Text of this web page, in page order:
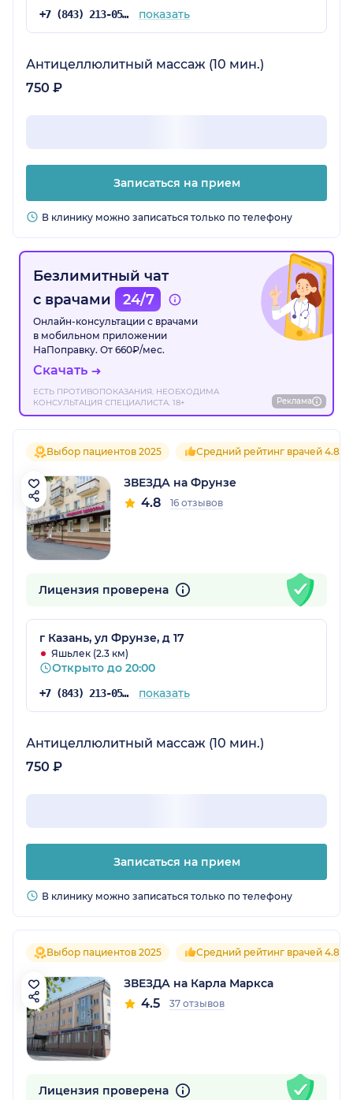
+7 (843) 213-05-65 показать
Антицеллюлитный массаж (10 мин.)
750 ₽
Записаться на прием
В клинику можно записаться только по телефону
Безлимитный чат
с врачами
24/7
Онлайн-консультации с врачами
в мобильном приложении
НаПоправку. От 660₽/мес.
Скачать
ЕСТЬ ПРОТИВОПОКАЗАНИЯ. НЕОБХОДИМА
КОНСУЛЬТАЦИЯ СПЕЦИАЛИСТА. 18+
Реклама
Выбор пациентов 2025 Средний рейтинг врачей 4.8
ЗВЕЗДА на Фрунзе
4.8 16 отзывов
Лицензия проверена
г Казань, ул Фрунзе, д 17
Яшьлек (2.3 км)
Открыто до 20:00
+7 (843) 213-05-65 показать
Антицеллюлитный массаж (10 мин.)
750 ₽
Записаться на прием
В клинику можно записаться только по телефону
Выбор пациентов 2025 Средний рейтинг врачей 4.8
ЗВЕЗДА на Карла Маркса
4.5 37 отзывов
Лицензия проверена